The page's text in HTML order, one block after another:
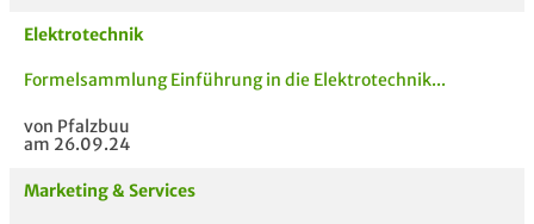
Elektrotechnik
Formelsammlung Einführung in die Elektrotechnik...
von Pfalzbuu
am 26.09.24
Marketing & Services